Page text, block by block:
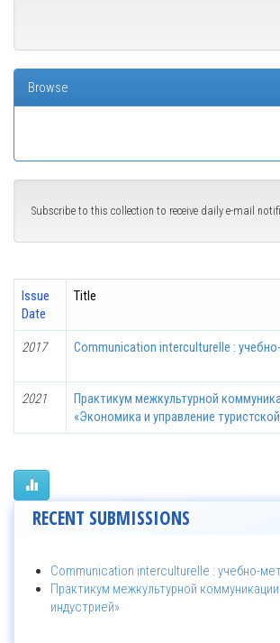
Browse
Subscribe to this collection to receive daily e-mail
Issue
Date
Title
2017 Communication interculturelle :
2021
Практикум межкультурной
«Экономика и управление
RECENT SUBMISSIONS
Communication interculturelle : учебно-
Практикум межкультурной
индустрией»